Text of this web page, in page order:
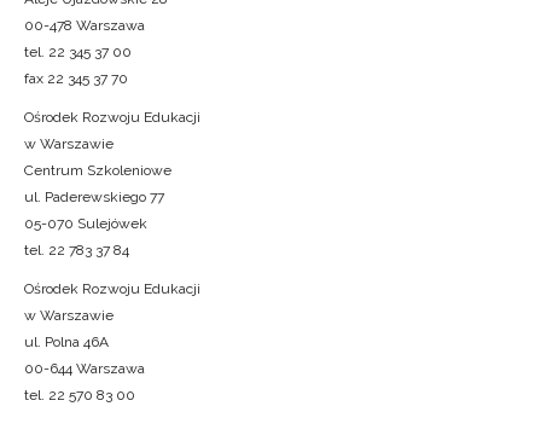
00-478 Warszawa
tel. 22 345 37 00
fax 22 345 37 70
Ośrodek Rozwoju Edukacji
w Warszawie
Centrum Szkoleniowe
ul. Paderewskiego 77
05-070 Sulejówek
tel. 22 783 37 84
Ośrodek Rozwoju Edukacji
w Warszawie
ul. Polna 46A
00-644 Warszawa
tel. 22 570 83 00